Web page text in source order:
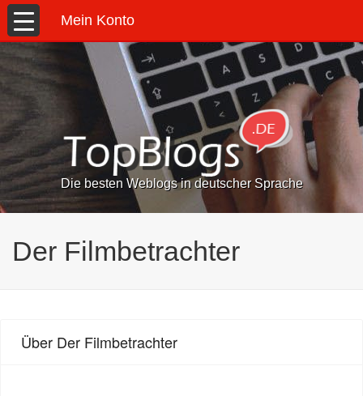
Mein Konto
Die besten Weblogs in deutscher Sprache
Der Filmbetrachter
Über Der Filmbetrachter